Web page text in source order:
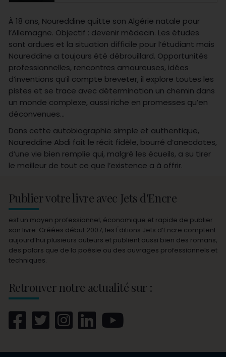
À 18 ans, Noureddine quitte son Algérie natale pour
l’Allemagne. Objectif : devenir médecin. Les études
sont ardues et la situation difficile pour l’étudiant mais
Noureddine a toujours été débrouillard. Opportunités
professionnelles, rencontres amoureuses, idées
d’inventions qu’il compte breveter, il explore toutes les
pistes et se trace avec détermination un chemin dans
un monde complexe, aussi riche en promesses qu’en
déconvenues…
Dans cette autobiographie simple et authentique,
Noureddine Abdi fait le récit fidèle, bourré d’anecdotes,
d’une vie bien remplie qui, malgré les écueils, a su tirer
le meilleur de tout ce que l’existence a à offrir.
Publier votre livre avec Jets d'Encre
est un moyen professionnel, économique et rapide de publier
son livre. Créées début 2007, les Éditions Jets d’Encre comptent
aujourd’hui plusieurs auteurs et publient aussi bien des romans,
des polars que de la poésie ou des ouvrages professionnels et
techniques.
Retrouver notre actualité sur :